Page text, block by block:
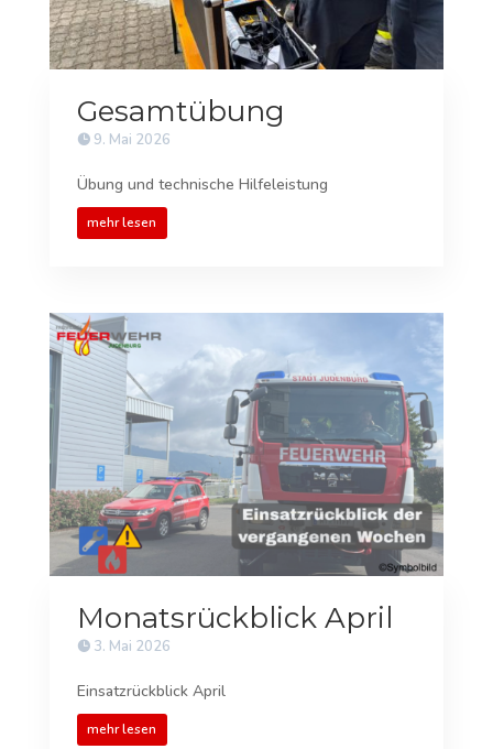
Gesamtübung
9. Mai 2026
Übung und technische Hilfeleistung
mehr lesen
Monatsrückblick April
3. Mai 2026
Einsatzrückblick April
mehr lesen